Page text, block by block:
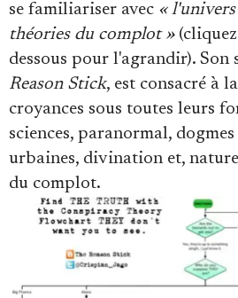
se familiariser avec «
théories du complot »
dessous pour l'agrandir). Son
Reason Stick, est consacré à
croyances sous toutes leurs
sciences, paranormal,
urbaines, divination et,
du complot.